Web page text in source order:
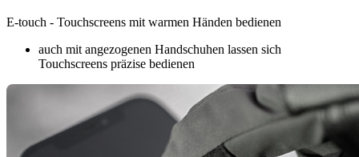
E-touch - Touchscreens mit warmen Händen bedienen
auch mit angezogenen Handschuhen lassen sich
Touchscreens präzise bedienen